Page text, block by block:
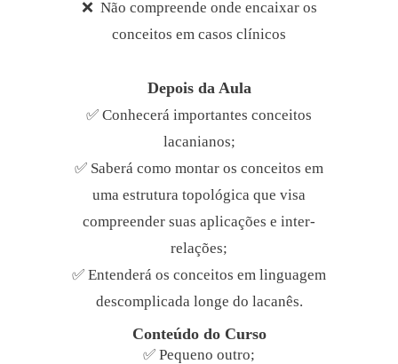
❌ Não compreende onde encaixar os
conceitos em casos clínicos
Depois da Aula
✅ Conhecerá importantes conceitos
lacanianos;
✅ Saberá como montar os conceitos em
uma estrutura topológica que visa
compreender suas aplicações e inter-
relações;
✅ Entenderá os conceitos em linguagem
descomplicada longe do lacanês.
Conteúdo do Curso
✅ Pequeno outro;